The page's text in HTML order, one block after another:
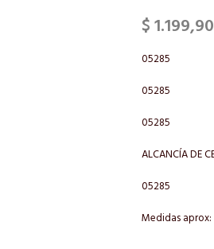
$1.199,90
05285
05285
05285
ALCANCÍA DE
05285
Medidas aprox: